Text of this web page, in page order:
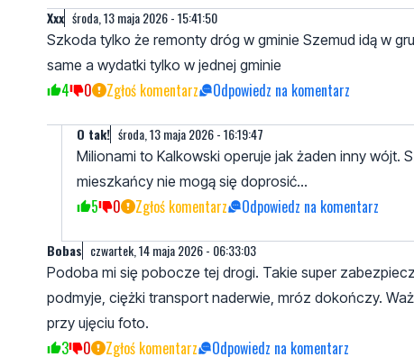
Xxx środa, 13 maja 2026 - 15:41:50
Szkoda tylko że remonty dróg w gminie Szemud idą w
same a wydatki tylko w jednej gminie
4 0 Zgłoś komentarz Odpowiedz na komentarz
O tak! środa, 13 maja 2026 - 16:19:47
Milionami to Kalkowski operuje jak żaden inny wójt.
mieszkańcy nie mogą się doprosić...
5 0 Zgłoś komentarz Odpowiedz na komentarz
Bobas czwartek, 14 maja 2026 - 06:33:03
Podoba mi się pobocze tej drogi. Takie super
podmyje, ciężki transport naderwie, mróz dokończy.
przy ujęciu foto.
3 0 Zgłoś komentarz Odpowiedz na komentarz